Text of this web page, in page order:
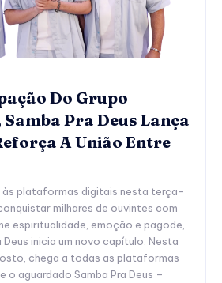
Do Grupo
Pra Deus Lança
A União Entre
plataformas digitais nesta terça-
milhares de ouvintes com
espiritualidade, emoção e pagode,
Deus inicia um novo capítulo. Nesta
chega a todas as plataformas
o aguardado Samba Pra Deus –